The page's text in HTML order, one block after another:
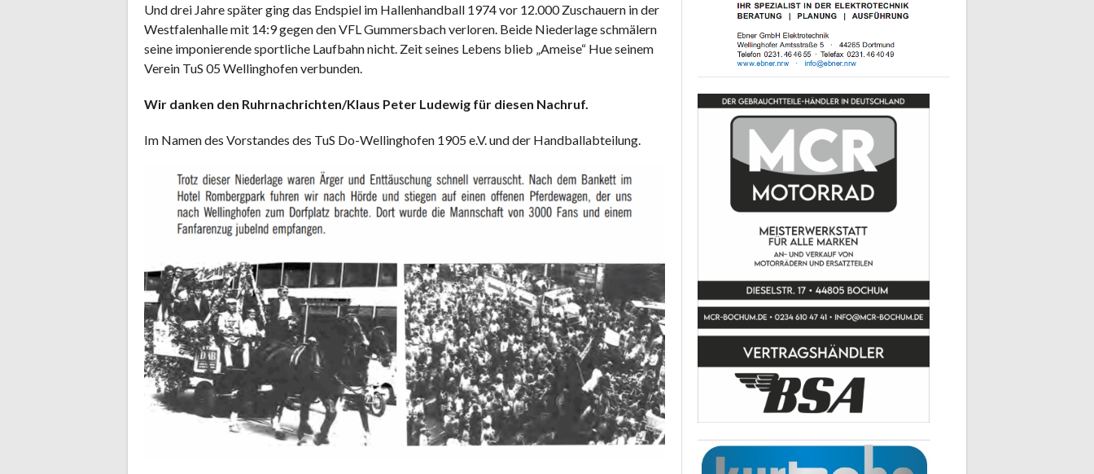
Und drei Jahre später ging das Endspiel im Hallenhandball 1974 vor 12.000 Zuschauern in der
Westfalenhalle mit 14:9 gegen den VFL Gummersbach verloren. Beide Niederlage schmälern
seine imponierende sportliche Laufbahn nicht. Zeit seines Lebens blieb „Ameise“ Hue seinem
Verein TuS 05 Wellinghofen verbunden.
Wir danken den Ruhrnachrichten/Klaus Peter Ludewig für diesen Nachruf.
Im Namen des Vorstandes des TuS Do-Wellinghofen 1905 e.V. und der Handballabteilung.